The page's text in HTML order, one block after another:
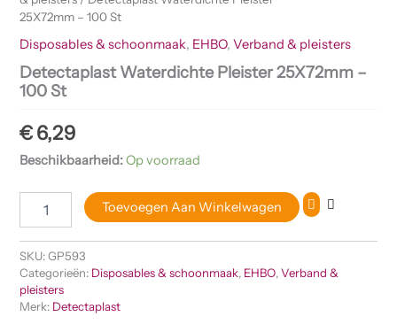
25X72mm – 100 St
Disposables & schoonmaak, EHBO,Verband & pleisters
Detectaplast Waterdichte Pleister 25X72mm –
100 St
€6,29
Beschikbaarheid:Op voorraad
Toevoegen Aan Winkelwagen
SKU:GP593
Categorieën: Disposables & schoonmaak, EHBO,Verband &
pleisters
Merk: Detectaplast